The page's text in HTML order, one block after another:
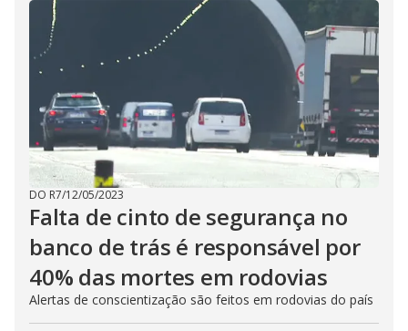
DO R7/12/05/2023
Falta de cinto de segurança no
banco de trás é responsável por
40% das mortes em rodovias
Alertas de conscientização são feitos em rodovias do país